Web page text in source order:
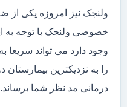
ولنجک نیز امروزه یکی از
خصوصی ولنجک با توجه به
وجود دارد می تواند سریعا
را به نزدیکترین
درمانی مد نظر شما برساند.